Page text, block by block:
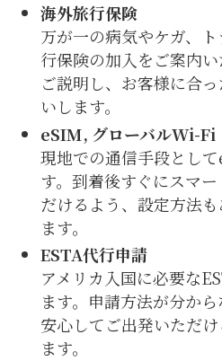
海外旅行保険
万が一の病気やケガ、
行保険の加入をご案内
ご説明し、お客様に合
いします。
eSIM, グローバルWi-Fi
現地での通信手段とし
す。到着後すぐにスマ
だけるよう、設定方法
ます。
ESTA代行申請
アメリカ入国に必要な
ます。申請方法が分から
安心してご出発いただ
ます。